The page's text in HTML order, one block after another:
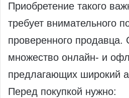
Приобретение такого
требует внимательного
проверенного продавца.
множество онлайн- и
предлагающих широкий
Перед покупкой нужно: